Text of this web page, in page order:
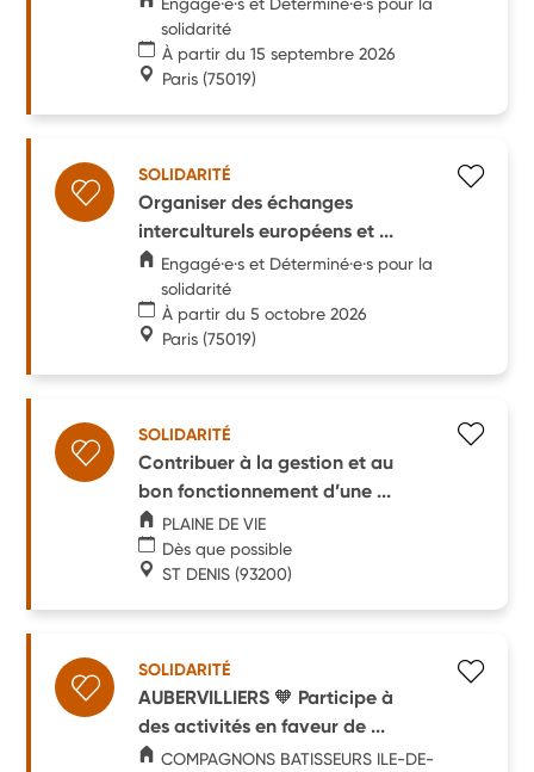
solidarité
À partir du 15 septembre 2026
Paris (75019)
SOLIDARITÉ
Organiser des échanges
interculturels européens et ...
Engagé·e·s et Déterminé·e·s pour la
solidarité
À partir du 5 octobre 2026
Paris (75019)
SOLIDARITÉ
Contribuer à la gestion et au
bon fonctionnement d’une ...
PLAINE DE VIE
Dès que possible
ST DENIS (93200)
SOLIDARITÉ
AUBERVILLIERS 🧡 Participe à
des activités en faveur de ...
COMPAGNONS BATISSEURS ILE-DE-